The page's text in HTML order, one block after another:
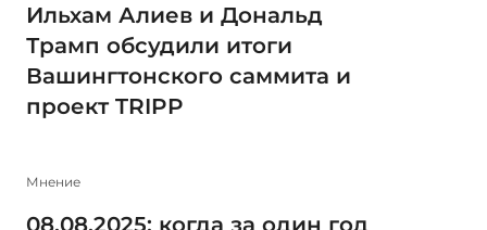
Ильхам Алиев и Дональд
Трамп обсудили итоги
Вашингтонского саммита и
проект TRIPP
Мнение
08.08.2025: когда за один год